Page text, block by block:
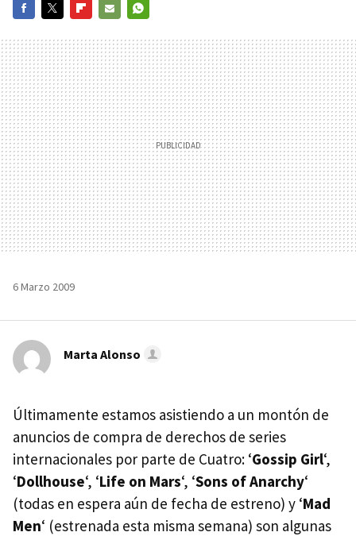
MAIL
6 Marzo 2009
Marta Alonso
Últimamente estamos asistiendo a un montón de
anuncios de compra de derechos de series
internacionales por parte de Cuatro: ‘Gossip Girl‘,
‘Dollhouse‘, ‘Life on Mars‘, ‘Sons of Anarchy‘
(todas en espera aún de fecha de estreno) y ‘Mad
Men‘ (estrenada esta misma semana) son algunas